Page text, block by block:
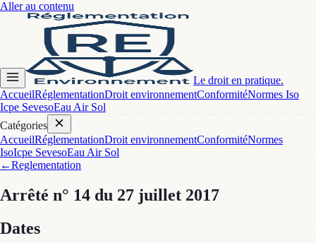
Aller au contenu
Le droit en pratique.
AccueilRéglementationDroit environnementConformitéNormes Iso
Icpe SevesoEau Air Sol
Catégories
AccueilRéglementationDroit environnementConformitéNormes
IsoIcpe SevesoEau Air Sol
←Reglementation
Arrêté n° 14 du 27 juillet 2017
Dates